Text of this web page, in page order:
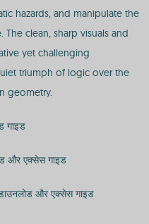
hazards, and manipulate the
clean, sharp visuals and
yet challenging
triumph of logic over the
geometry.
गाइड
और एक्सेस गाइड
और एक्सेस गाइड